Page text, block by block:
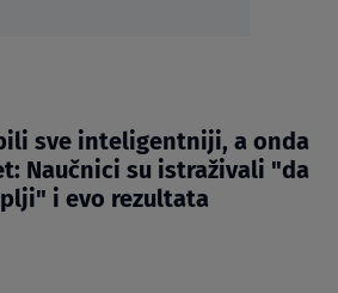
sve inteligentniji, a onda
Naučnici su istraživali "da
i evo rezultata